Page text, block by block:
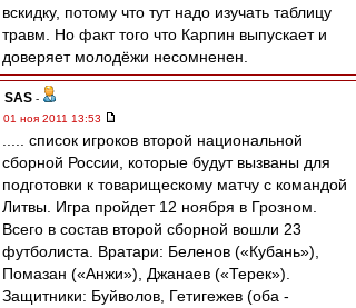
вскидку, потому что тут надо изучать таблицу
травм. Но факт того что Карпин выпускает и
доверяет молодёжи несомненен.
SAS -
01 ноя 2011 13:53
..... список игроков второй национальной
сборной России, которые будут вызваны для
подготовки к товарищескому матчу с командой
Литвы. Игра пройдет 12 ноября в Грозном.
Всего в состав второй сборной вошли 23
футболиста. Вратари: Беленов («Кубань»),
Помазан («Анжи»), Джанаев («Терек»).
Защитники: Буйволов, Гетигежев (оба -